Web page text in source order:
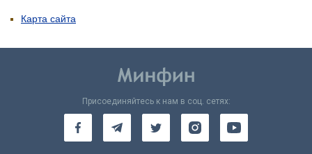
Карта сайта
Присоединяйтесь к нам в соц. сетях: